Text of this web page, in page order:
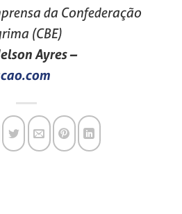
da Confederação
(CBE)
Ayres–